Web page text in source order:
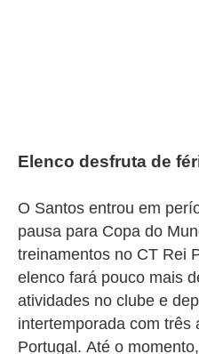
Elenco desfruta de
O Santos entrou em
pausa para Copa do
treinamentos no CT Rei
elenco fará pouco mais
atividades no clube e
intertemporada com três
Portugal. Até o